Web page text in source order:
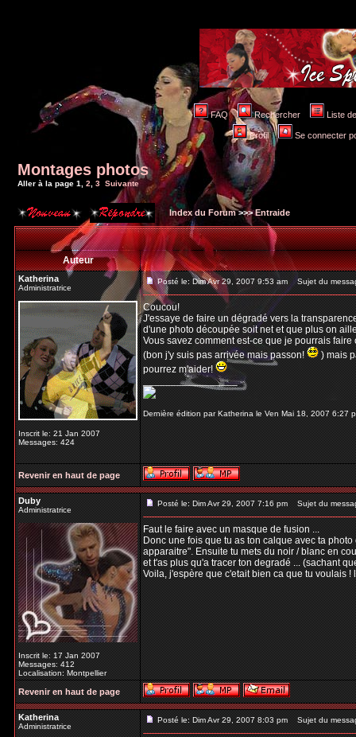
FAQ Rechercher Liste
Profil Se connecter
Montages photos
Aller à la page 1 2 3 Suivante
Index du Forum>>>Entraide
Auteur
Katherina
Administratrice
Inscrit le: 21 Jan 2007
Messages: 424
Posté le: Dim Avr 29, 2007 9:53 am Sujet du
Coucou!
J'essaye de faire un dégradé vers la
d'une photo découpée soit net et que plus on
Vous savez comment est-ce que je pourrais
(bon j'y suis pas arrivée mais passon!
) mais
pourrez m'aider!
_________________
Dernière édition par Katherina le Ven Mai 18, 2007 6:27
Revenir en haut de page
Duby
Administratrice
Inscrit le: 17 Jan 2007
Messages: 412
Localisation: Montpellier
Posté le: Dim Avr 29, 2007 7:16 pm Sujet du
Faut le faire avec un masque de fusion ...
Donc une fois que tu as ton calque avec ta
apparaitre". Ensuite tu mets du noir / blanc en
et t'as plus qu'a tracer ton degradé ... (sachant
Voila, j'espère que c'etait bien ca que tu voulais !
Revenir en haut de page
Katherina
Administratrice
Posté le: Dim Avr 29, 2007 8:03 pm Sujet du